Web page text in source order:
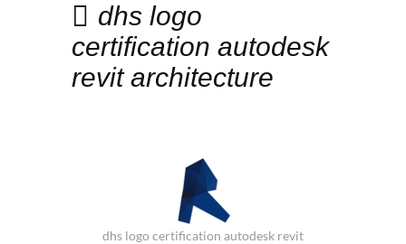
dhs logo
certification autodesk
revit architecture
dhs logo certification autodesk revit